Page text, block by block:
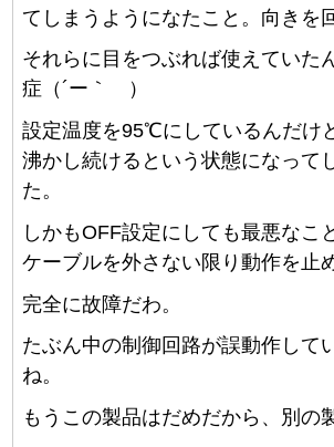
てしまうようになたこと。向きを
それらに目をつぶれば使えていた
症（´ー｀ ）
設定温度を95℃にしているんだけ
沸かし続けるという状態になって
た。
しかもOFF設定にしても最悪なこ
ケーブルを外さない限り動作を止
完全に故障だわ。
たぶん中の制御回路が誤動作して
ね。
もうこの製品はだめだから、別の